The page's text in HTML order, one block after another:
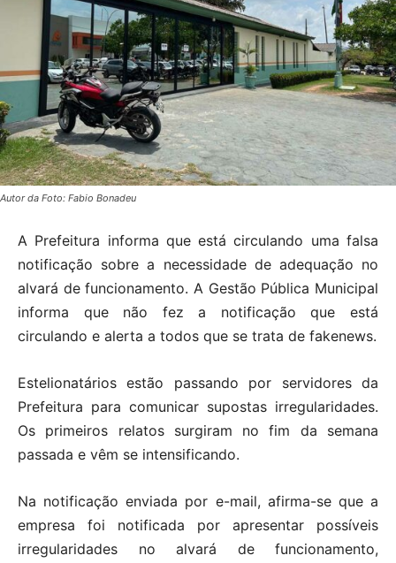
Autor da Foto: Fabio Bonadeu
A Prefeitura informa que está circulando uma falsa
notificação sobre a necessidade de adequação no
alvará de funcionamento. A Gestão Pública Municipal
informa que não fez a notificação que está
circulando e alerta a todos que se trata de fakenews.
Estelionatários estão passando por servidores da
Prefeitura para comunicar supostas irregularidades.
Os primeiros relatos surgiram no fim da semana
passada e vêm se intensificando.
Na notificação enviada por e-mail, afirma-se que a
empresa foi notificada por apresentar possíveis
irregularidades no alvará de funcionamento,